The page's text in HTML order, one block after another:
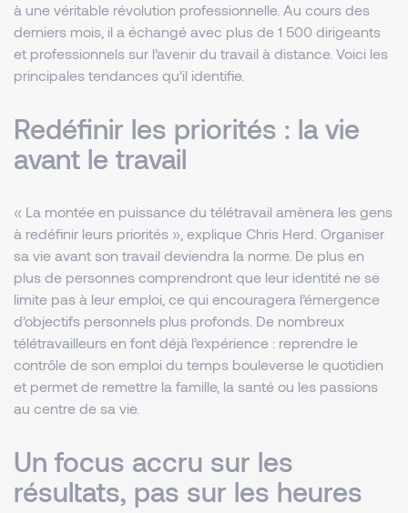
à une véritable révolution professionnelle. Au cours des
derniers mois, il a échangé avec plus de 1 500 dirigeants
et professionnels sur l’avenir du travail à distance. Voici les
principales tendances qu’il identifie.
Redéfinir les priorités : la vie
avant le travail
« La montée en puissance du télétravail amènera les gens
à redéfinir leurs priorités », explique Chris Herd. Organiser
sa vie avant son travail deviendra la norme. De plus en
plus de personnes comprendront que leur identité ne se
limite pas à leur emploi, ce qui encouragera l’émergence
d’objectifs personnels plus profonds. De nombreux
télétravailleurs en font déjà l’expérience : reprendre le
contrôle de son emploi du temps bouleverse le quotidien
et permet de remettre la famille, la santé ou les passions
au centre de sa vie.
Un focus accru sur les
résultats, pas sur les heures